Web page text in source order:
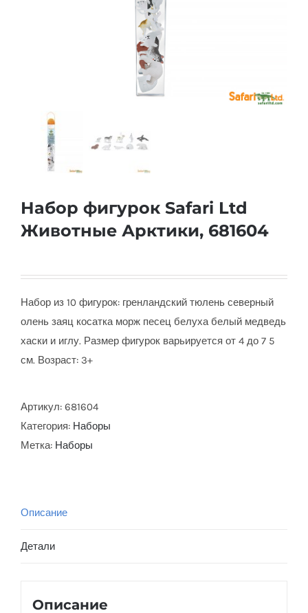
Набор фигурок Safari Ltd
Животные Арктики, 681604
Набор из 10 фигурок: гренландский тюлень северный
олень заяц косатка морж песец белуха белый медведь
хаски и иглу. Размер фигурок варьируется от 4 до 7 5
см. Возраст: 3+
Артикул: 681604
Категория: Наборы
Метка: Наборы
Описание
Детали
Описание